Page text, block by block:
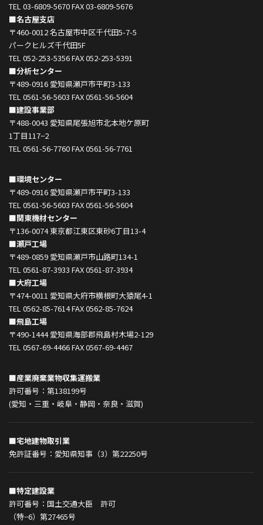
TEL 03-6809-5670 FAX 03-6809-5676
■名古屋支店
〒460-0012 名古屋市中区千代田5-7-5
パークヒルズ千代田5F
TEL 052-253-5356 FAX 052-253-5391
■分析センター
〒489-0916 愛知県瀬戸市平町3-133
TEL 0561-56-5603 FAX 0561-56-5604
■建設事業部
〒488-0043 愛知県尾張旭市北本地ケ原町
1丁目117−2
TEL 0561-56-7760 FAX 0561-56-7761
■環境センター
〒489-0916 愛知県瀬戸市平町3-133
TEL 0561-56-5603 FAX 0561-56-5604
■関東機材センター
〒136-0074 東京都江東区東砂6丁目13-4
■瀬戸工場
〒489-0859 愛知県瀬戸市山路町134-1
TEL 0561-87-3933 FAX 0561-87-3934
■大府工場
〒474-0011 愛知県大府市横根町大猿尾4-1
TEL 0562-85-7614 FAX 0562-85-7624
■飛島工場
〒490-1444 愛知県海部郡飛島村木場2-129
TEL 0567-69-4466 FAX 0567-69-4467
■産業廃棄業物収集運搬業
許可番号：第138199号
(愛知・三重・岐阜・静岡・奈良・滋賀)
■宅地建物取引業
免許証番号：愛知県知事（3）第22250号
■特定建設業
許可番号：国土交通大臣 許可
（特−6）第27465号